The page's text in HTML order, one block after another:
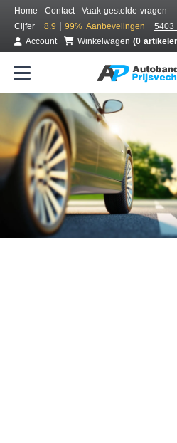
Home Contact
Vaak gestelde vragen
Cijfer
8.9 | 99% Aanbevelingen
5403
Account
Winkelwagen (0
Bestel voordelig
Gratis bezorgd of montage bij
Seizoen: